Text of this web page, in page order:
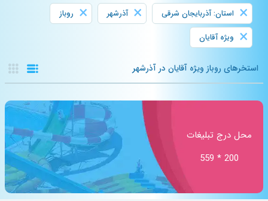
× استان: آذربایجان شرقی × آذرشهر × روباز
× ویژه آقایان
استخرهای روباز ویژه آقایان در آذرشهر
محل درج تبلیغات
200 * 559